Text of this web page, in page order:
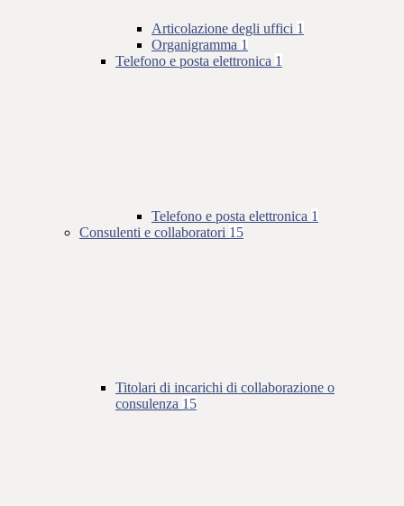
Articolazione degli uffici 1
Organigramma 1
Telefono e posta elettronica 1
Telefono e posta elettronica 1
Consulenti e collaboratori 15
Titolari di incarichi di collaborazione o
consulenza 15